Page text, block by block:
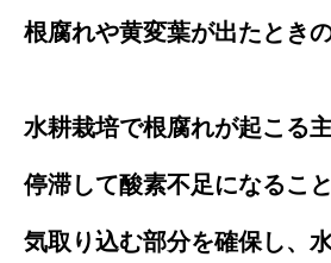
根腐れや黄変葉が出たとき
水耕栽培で根腐れが起こる
停滞して酸素不足になるこ
気取り込む部分を確保し、